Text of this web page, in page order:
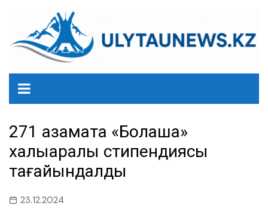
содержанию
271 азаматқа «Болашақ»
халықаралық стипендиясы
тағайындалды
23.12.2024